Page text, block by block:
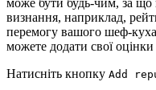
може бути будь-чим, за що
визнання, наприклад,
перемогу вашого шеф-
можете додати свої
Натисніть кнопку Add